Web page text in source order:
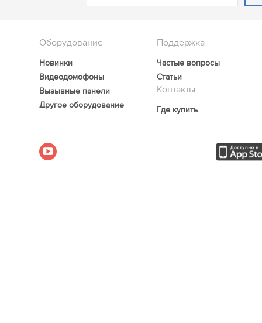
Оборудование
Новинки
Видеодомофоны
Вызывные панели
Другое оборудование
Поддержка
Частые вопросы
Статьи
Контакты
Где купить